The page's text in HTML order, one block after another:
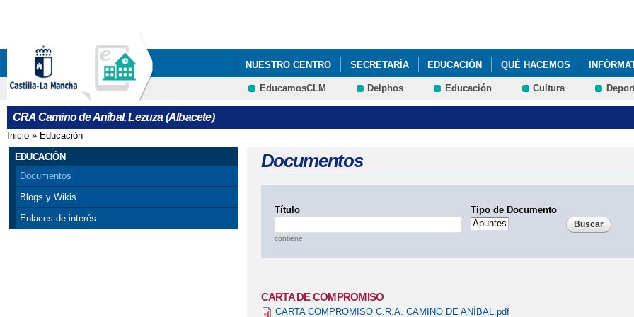
NUESTRO CENTRO SECRETARÍA EDUCACIÓN QUÉ HACEMOS
EducamosCLM Delphos Educación Cultura
CRA Camino de Aníbal. Lezuza (Albacete)
Se encuentra usted aquí
Inicio » Educación
EDUCACIÓN
Documentos
Blogs y Wikis
Enlaces de interés
Documentos
Título
contiene
Tipo de Documento
CARTA DE COMPROMISO
CARTA COMPROMISO C.R.A. CAMINO DE ANÍBAL.pdf